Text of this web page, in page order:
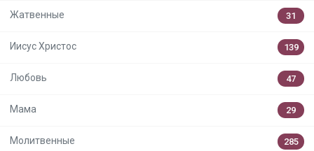
Жатвенные 31
Иисус Христос 139
Любовь 47
Мама 29
Молитвенные 285